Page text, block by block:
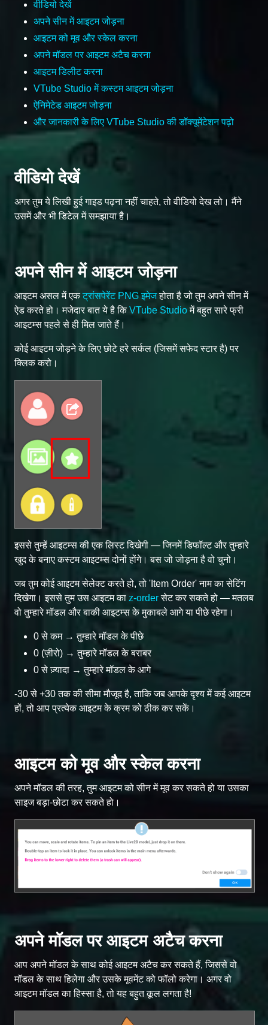
वीडियो देखें
अपने सीन में आइटम जोड़ना
आइटम को मूव और स्केल करना
अपने मॉडल पर आइटम अटैच करना
आइटम डिलीट करना
VTube Studio में कस्टम आइटम जोड़ना
ऐनिमेटेड आइटम जोड़ना
और जानकारी के लिए VTube Studio की डॉक्यूमेंटेशन पढ़ो
वीडियो देखें
अगर तुम ये लिखी हुई गाइड पढ़ना नहीं चाहते, तो वीडियो देख लो। मैंने
उसमें और भी डिटेल में समझाया है।
अपने सीन में आइटम जोड़ना
आइटम असल में एकट्रांसपेरेंट PNG इमेजहोता है जो तुम अपने सीन में
ऐड करते हो। मजेदार बात ये है किVTube Studioमें बहुत सारे फ्री
आइटम्स पहले से ही मिल जाते हैं।
कोई आइटम जोड़ने के लिए छोटे हरे सर्कल (जिसमें सफेद स्टार है) पर
क्लिक करो।
इससे तुम्हें आइटम्स की एक लिस्ट दिखेगी — जिनमें डिफॉल्ट और तुम्हारे
खुद के बनाए कस्टम आइटम्स दोनों होंगे। बस जो जोड़ना है वो चुनो।
जब तुम कोई आइटम सेलेक्ट करते हो, तो 'Item Order' नाम का सेटिंग
दिखेगा। इससे तुम उस आइटम का z-orderसेट कर सकते हो — मतलब
वो तुम्हारे मॉडल और बाकी आइटम्स के मुकाबले आगे या पीछे रहेगा।
0 से कम → तुम्हारे मॉडल के पीछे
0 (ज़ीरो) → तुम्हारे मॉडल के बराबर
0 से ज़्यादा → तुम्हारे मॉडल के आगे
-30 से +30 तक की सीमा मौजूद है, ताकि जब आपके दृश्य में कई आइटम
हों, तो आप प्रत्येक आइटम के क्रम को ठीक कर सकें।
आइटम को मूव और स्केल करना
अपने मॉडल की तरह, तुम आइटम को सीन में मूव कर सकते हो या उसका
साइज बड़ा-छोटा कर सकते हो।
अपने मॉडल पर आइटम अटैच करना
आप अपने मॉडल के साथ कोई आइटम अटैच कर सकते हैं, जिससे वो
मॉडल के साथ हिलेगा और उसके मूवमेंट को फॉलो करेगा। अगर वो
आइटम मॉडल का हिस्सा है, तो यह बहुत कूल लगता है!